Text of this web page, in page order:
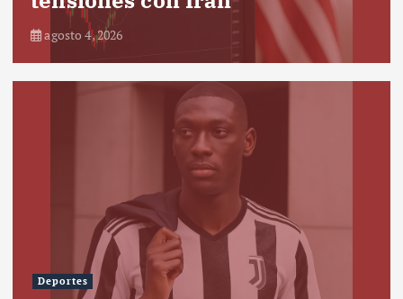
agosto 4, 2026
Deportes